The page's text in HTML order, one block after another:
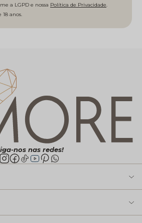
a LGPD e nossa Política de Privacidade
nos nas redes!